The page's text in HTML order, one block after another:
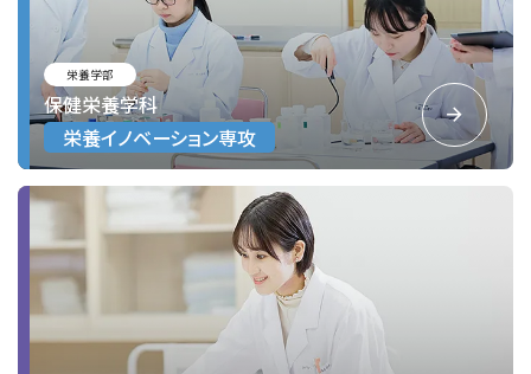
栄養学部
保健栄養学科
栄養イノベーション専攻